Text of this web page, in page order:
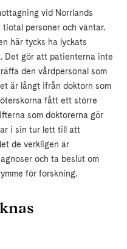
vid Norrlands
personer och väntar.
här tycks ha lyckats
Det gör att patienterna inte
den vårdpersonal som
är långt ifrån doktorn som
fått ett större
som doktorerna gör
i sin tur lett till att
de verkligen är
och ta beslut om
för forskning.